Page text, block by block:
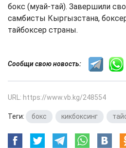
бокс (муай-тай). Завершили
самбисты Кыргызстана,
тайбоксер страны.
Сообщи свою новость:
URL: https://www.vb.kg/248554
Теги: бокс кикбоксинг